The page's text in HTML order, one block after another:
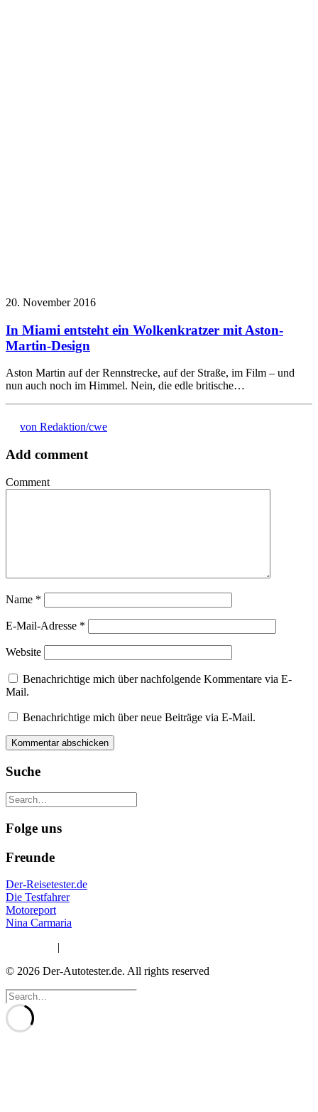
20. November 2016
In Miami entsteht ein Wolkenkratzer mit Aston-
Martin-Design
Aston Martin auf der Rennstrecke, auf der Straße, im Film – und
nun auch noch im Himmel. Nein, die edle britische…
von Redaktion/cwe
Add comment
Comment
Name *
E-Mail-Adresse *
Website
Benachrichtige mich über nachfolgende Kommentare via E-
Mail.
Benachrichtige mich über neue Beiträge via E-Mail.
Suche
Folge uns
Freunde
Der-Reisetester.de
Die Testfahrer
Motoreport
Nina Carmaria
|
© 2026 Der-Autotester.de. All rights reserved